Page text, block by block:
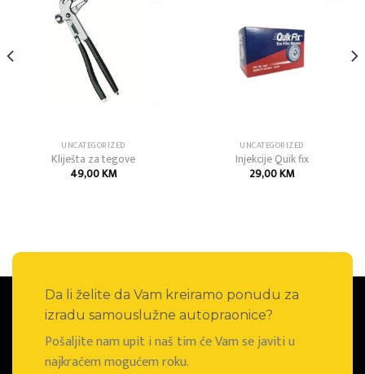
UNCATEGORIZED
Kliješta za tegove
49,00KM
UNCATEGORIZED
Injekcije Quik fix
29,00KM
Da li želite da Vam kreiramo ponudu za
izradu samouslužne autopraonice?
Pošaljite nam upit i naš tim će Vam se javiti u
najkraćem mogućem roku.